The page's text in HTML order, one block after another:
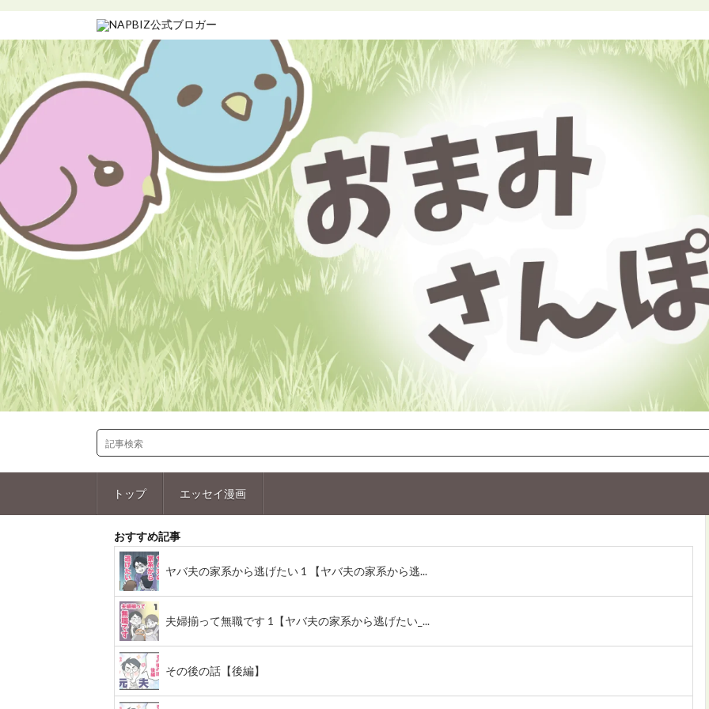
トップ エッセイ漫画
おすすめ記事
ヤバ夫の家系から逃げたい 1 【ヤバ夫の家系から逃...
夫婦揃って無職です 1【ヤバ夫の家系から逃げたい_...
その後の話【後編】